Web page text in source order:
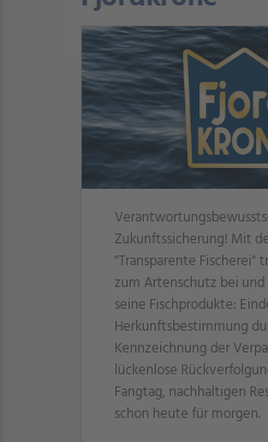
Zukunftssicherung! Mit
"Transparente Fischerei"
zum Artenschutz bei
seine Fischprodukte:
Herkunftsbestimmung
Kennzeichnung der
lückenlose
Fangtag, nachhaltigen
schon heute für morgen.